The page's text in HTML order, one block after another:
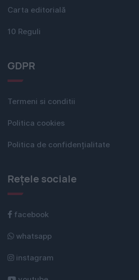
Carta editorială
10 Reguli
GDPR
Termeni si conditii
Politica cookies
Politica de confidențialitate
Rețele sociale
facebook
whatsapp
instagram